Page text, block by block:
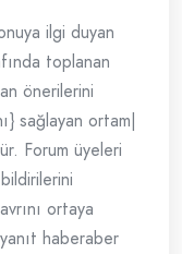
ilgi duyan
toplanan
önerilerini
sağlayan ortam|
Forum üyeleri
ortaya
haberaber